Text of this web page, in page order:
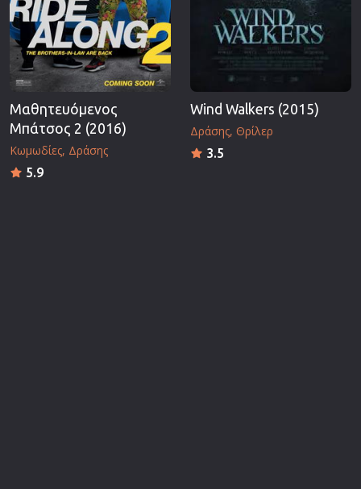
Μαθητευόμενος
Μπάτσος 2 (2016)
Κωμωδίες Δράσης
5.9
Wind Walkers (2015)
Δράσης Θρίλερ
3.5